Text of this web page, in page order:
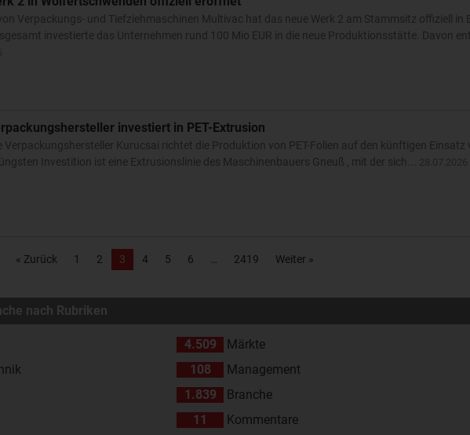
Verpackungs- und Tiefziehmaschinen Multivac hat das neue Werk 2 am Stammsitz offiziell in
investierte das Unternehmen rund 100 Mio EUR in die neue Produktionsstätte. Davon
investiert in PET-Extrusion
Verpackungshersteller Kurucsai richtet die Produktion von PET-Folien auf den künftigen Einsatz
Investition ist eine Extrusionslinie des Maschinenbauers Gneuß , mit der sich...
« Zurück 1 2 3 4 5 6 2419 Weiter »
nach Rubriken
4.509
Märkte
108
Management
1.839
Branche
11
Kommentare